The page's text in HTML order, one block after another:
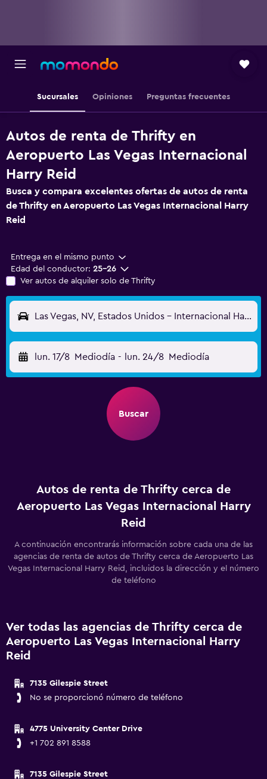
Sucursales Opiniones Preguntas frecuentes
Autos de renta de Thrifty en
Aeropuerto Las Vegas Internacional
Harry Reid
Busca y compara excelentes ofertas de autos de renta
de Thrifty en Aeropuerto Las Vegas Internacional Harry
Reid
Entrega en el mismo punto
Edad del conductor: 25-26
Ver autos de alquiler solo de Thrifty
Las Vegas, NV, Estados Unidos - Internacional Harry Reid (LAS)
lun. 17/8 Mediodía - lun. 24/8 Mediodía
Buscar
Autos de renta de Thrifty cerca de
Aeropuerto Las Vegas Internacional Harry
Reid
A continuación encontrarás información sobre cada una de las
agencias de renta de autos de Thrifty cerca de Aeropuerto Las
Vegas Internacional Harry Reid, incluidos la dirección y el número
de teléfono
Ver todas las agencias de Thrifty cerca de
Aeropuerto Las Vegas Internacional Harry
Reid
7135 Gilespie Street
No se proporcionó número de teléfono
4775 University Center Drive
+1 702 891 8588
7135 Gilespie Street